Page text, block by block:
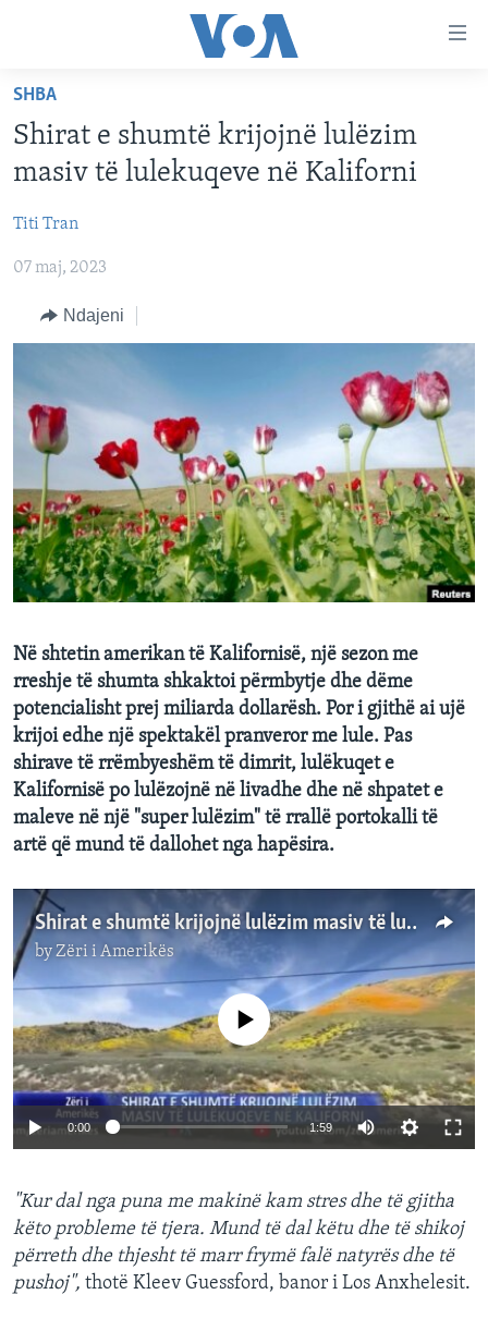
faqen
kryesore
tek
faqja
Kalo
kërkimi
FAQJA KRYESORE
BALLKANI
EVROPA
BOTA
KULTURË
SHKENCË DHE TEKNOLOGJI
SHËNDETËSI
INTERVISTA
DITARI
FOLLOW US
Gjuhët
SHBA
Shirat e shumtë krijojnë lulëzim
masiv të lulekuqeve në Kaliforni
Titi Tran
07 maj, 2023
Ndajeni
Në shtetin amerikan të Kalifornisë, një sezon me
rreshje të shumta shkaktoi përmbytje dhe dëme
potencialisht prej miliarda dollarësh. Por i gjithë ai ujë
krijoi edhe një spektakël pranveror me lule. Pas
shirave të rrëmbyeshëm të dimrit, lulëkuqet e
Kalifornisë po lulëzojnë në livadhe dhe në shpatet e
maleve në një "super lulëzim" të rrallë portokalli të
artë që mund të dallohet nga hapësira.
Shirat e shumtë krijojnë lulëzim masiv të lulekuqeve në Kaliforni
byZëri i Amerikës
No media source currently available
0:00 1:59
"Kur dal nga puna me makinë kam stres dhe të gjitha
këto probleme të tjera. Mund të dal këtu dhe të shikoj
përreth dhe thjesht të marr frymë falë natyrës dhe të
pushoj", thotë Kleev Guessford, banor i Los Anxhelesit.